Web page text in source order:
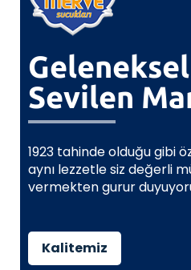
Sevilen
1923 tahinde olduğu gibi
aynı lezzetle siz değerli
vermekten gurur
Kalitemiz